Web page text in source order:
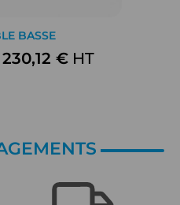
BASSE
230,12 €HT